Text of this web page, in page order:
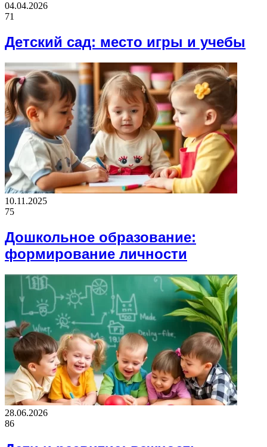
04.04.2026
71
Детский сад: место игры и учебы
10.11.2025
75
Дошкольное образование:
формирование личности
28.06.2026
86